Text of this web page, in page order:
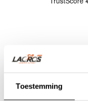
Toestemming